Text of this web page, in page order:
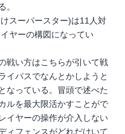
。
スーパースター)は11人対
ヤーの構図になってい
戦い方はこちらが引いて戦
イパスでなんとかしようと
なっている。冒頭で述べた
ルを最大限活かすことがで
イヤーの操作が介入しない
ィフェンスがどれだけいて